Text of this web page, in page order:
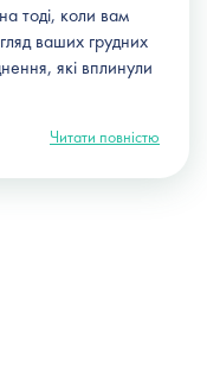
тоді, коли вам
ваших грудних
які вплинули
Читати повністю